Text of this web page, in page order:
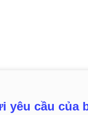
yêu cầu của